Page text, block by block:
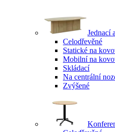
Jednací
Celodřevěné
Statické na
Mobilní na
Skládací
Na centrální
Zvýšené